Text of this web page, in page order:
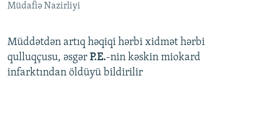
Müdafiə Nazirliyi
Müddətdən artıq həqiqi hərbi xidmət hərbi
qulluqçusu, əsgər P.E.-nin kəskin miokard
infarktından öldüyü bildirilir